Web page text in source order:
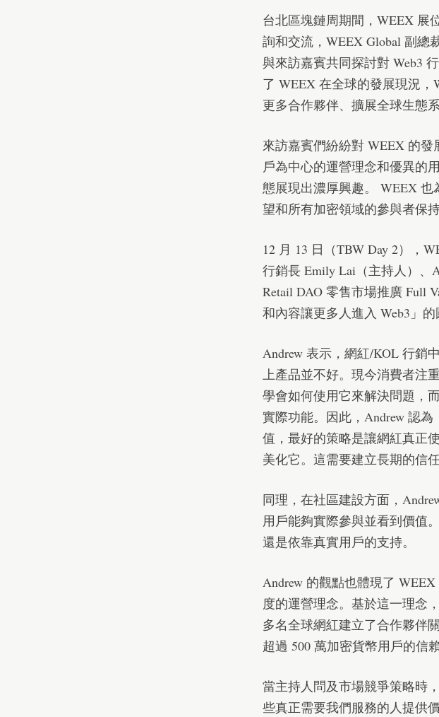
台北區塊鏈周期間，WEEX 展
詢和交流，WEEX Global 副總
與來訪嘉賓共同探討對 Web3
了 WEEX 在全球的發展現況，
更多合作夥伴、擴展全球生態系
來訪嘉賓們紛紛對 WEEX 的
戶為中心的運營理念和優異的
態展現出濃厚興趣。 WEEX
望和所有加密領域的參與者保
12 月 13 日（TBW Day 2），
行銷長 Emily Lai（主持人）、
Retail DAO 零售市場推廣 Full
和內容讓更多人進入 Web3」的
Andrew 表示，網紅/KOL 行銷
上產品並不好。現今消費者注
學會如何使用它來解決問題，
實際功能。因此，Andrew 認
值，最好的策略是讓網紅真正
美化它。這需要建立長期的信
同理，在社區建設方面，
用戶能夠實際參與並看到價值
還是依靠真實用戶的支持。
Andrew 的觀點也體現了
度的運營理念。基於這一理念
多名全球網紅建立了合作夥伴
超過 500 萬加密貨幣用戶的信賴
當主持人問及市場競爭策略時
些真正需要我們服務的人提供